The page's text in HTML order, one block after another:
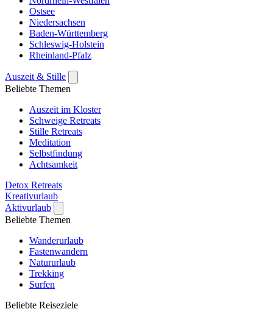
Ostsee
Niedersachsen
Baden-Württemberg
Schleswig-Holstein
Rheinland-Pfalz
Auszeit & Stille
Beliebte Themen
Auszeit im Kloster
Schweige Retreats
Stille Retreats
Meditation
Selbstfindung
Achtsamkeit
Detox Retreats
Kreativurlaub
Aktivurlaub
Beliebte Themen
Wanderurlaub
Fastenwandern
Natururlaub
Trekking
Surfen
Beliebte Reiseziele